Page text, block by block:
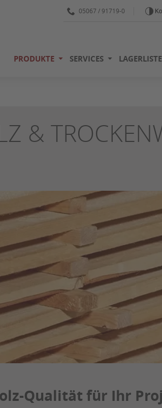
05067 / 91719-0
PRODUKTE SERVICES
&
Qualität für Ihr